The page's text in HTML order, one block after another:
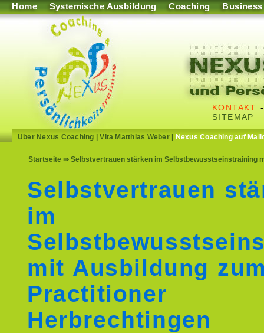
Home Systemische Ausbildung Coaching Business
KONTAKT
SITEMAP
Über Nexus Coaching |Vita Matthias Weber| Nexus Coaching auf
Startseite ⇒ Selbstvertrauen stärken im Selbstbewusstseinstraining
Selbstvertrauen
im
mit Ausbildung
Practitioner
Herbrechtingen